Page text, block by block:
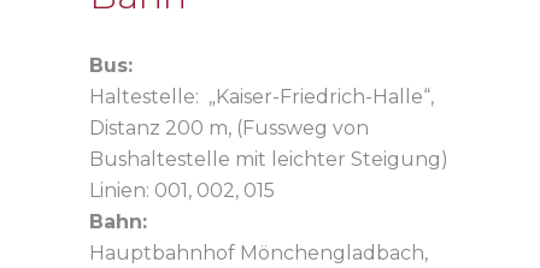
Bus:
Haltestelle: „Kaiser-Friedrich-Halle“,
Distanz 200 m, (Fussweg von
Bushaltestelle mit leichter Steigung)
Linien: 001, 002, 015
Bahn:
Hauptbahnhof Mönchengladbach,